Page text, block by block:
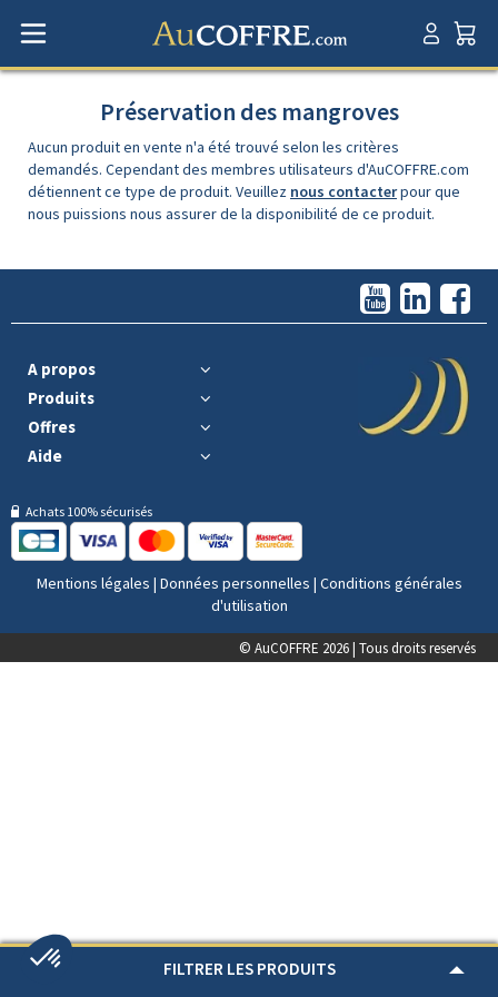
FILTRER LES PRODUITS
Préservation des mangroves
Aucun produit en vente n'a été trouvé selon les critères
demandés. Cependant des membres utilisateurs d'AuCOFFRE.com
détiennent ce type de produit. Veuillez nous contacterpour que
nous puissions nous assurer de la disponibilité de ce produit.
A propos
Produits
Offres
Aide
Achats 100% sécurisés
Mentions légales | Données personnelles | Conditions générales
d'utilisation
© AuCOFFRE 2026 | Tous droits reservés